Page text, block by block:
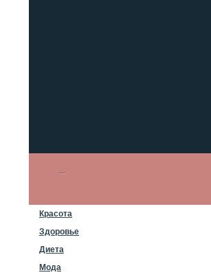
Красота
Здоровье
Диета
Мода